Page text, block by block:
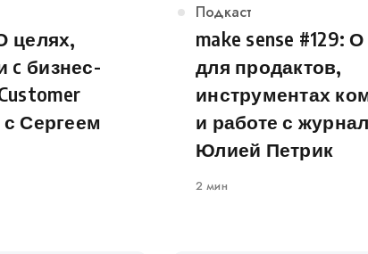
целях,
c бизнес-
с Сергеем
Категория
Подкаст
make sense #129:
для продактов,
инструментах
и работе с
Юлией Петрик
2 мин